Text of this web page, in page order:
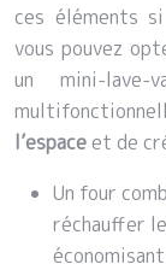
ces éléments
vous pouvez
un mini-lave-
l’espaceet de
Un four
réchauffer